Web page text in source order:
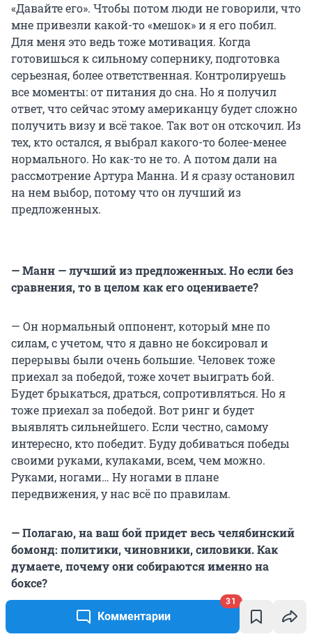
Комментарии
31
«Давайте его». Чтобы потом люди не говорили, что
мне привезли какой-то «мешок» и я его побил.
Для меня это ведь тоже мотивация. Когда
готовишься к сильному сопернику, подготовка
серьезная, более ответственная. Контролируешь
все моменты: от питания до сна. Но я получил
ответ, что сейчас этому американцу будет сложно
получить визу и всё такое. Так вот он отскочил. Из
тех, кто остался, я выбрал какого-то более-менее
нормального. Но как-то не то. А потом дали на
рассмотрение Артура Манна. И я сразу остановил
на нем выбор, потому что он лучший из
предложенных.
— Манн — лучший из предложенных. Но если без
сравнения, то в целом как его оцениваете?
— Он нормальный оппонент, который мне по
силам, с учетом, что я давно не боксировал и
перерывы были очень большие. Человек тоже
приехал за победой, тоже хочет выиграть бой.
Будет брыкаться, драться, сопротивляться. Но я
тоже приехал за победой. Вот ринг и будет
выявлять сильнейшего. Если честно, самому
интересно, кто победит. Буду добиваться победы
своими руками, кулаками, всем, чем можно.
Руками, ногами… Ну ногами в плане
передвижения, у нас всё по правилам.
— Полагаю, на ваш бой придет весь челябинский
бомонд: политики, чиновники, силовики. Как
думаете, почему они собираются именно на
боксе?
— Знаете, почему в Америке бокс — это